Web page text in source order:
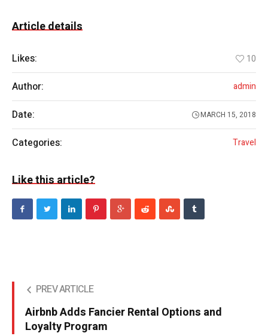
Article details
Likes: 10
Author: admin
Date: MARCH 15, 2018
Categories: Travel
Like this article?
PREV ARTICLE
Airbnb Adds Fancier Rental Options and
Loyalty Program